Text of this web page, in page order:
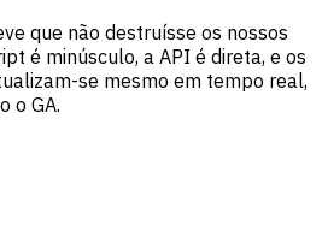
que não destruísse os nossos
é minúsculo, a API é direta, e os
se mesmo em tempo real,
o GA.